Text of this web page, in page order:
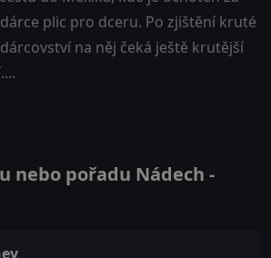
plic pro dceru. Po zjištění kruté
na něj čeká ještě krutější
nebo pořadu Nádech -